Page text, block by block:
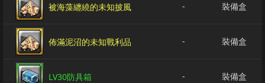
被海藻纏繞的未知披風 - 裝備盒
佈滿泥沼的未知戰利品 - 裝備盒
LV30防具箱 - 裝備盒